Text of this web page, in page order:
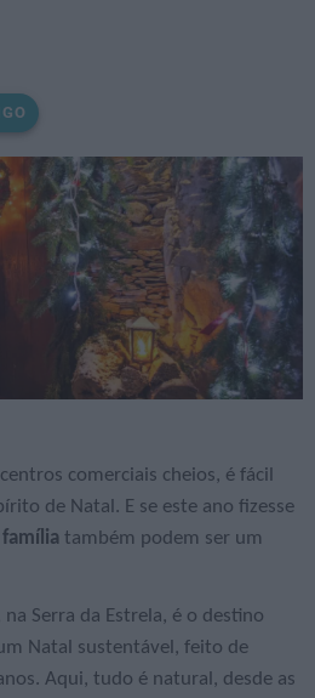
comerciais cheios, é fácil
de Natal. E se este ano fizesse
também podem ser um
na Serra da Estrela, é o destino
Natal sustentável, feito de
Aqui, tudo é natural, desde as